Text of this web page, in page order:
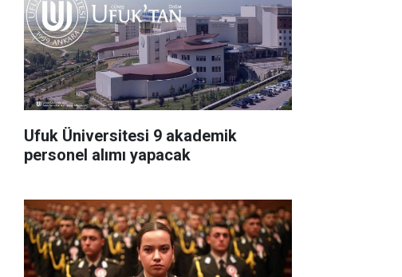
Ufuk Üniversitesi 9 akademik
personel alımı yapacak